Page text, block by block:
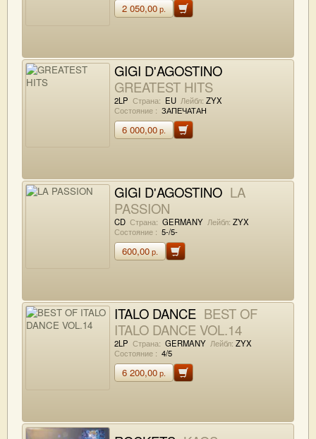
2 050,00р.
GIGI D'AGOSTINO
GREATEST HITS
2LP Страна: EU Лейбл: ZYX
Состояние : ЗАПЕЧАТАН
6 000,00р.
GIGI D'AGOSTINO LA
PASSION
CD Страна: GERMANY Лейбл: ZYX
Состояние : 5-/5-
600,00р.
ITALO DANCE BEST OF
ITALO DANCE VOL.14
2LP Страна: GERMANY Лейбл: ZYX
Состояние : 4/5
6 200,00р.